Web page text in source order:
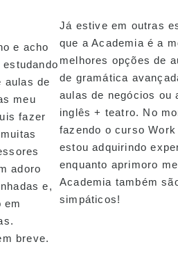
e acho
aulas de
meu
fazer
adoro
e,
em
breve.
Já estive em outras
que a Academia é a
melhores opções de
de gramática
aulas de negócios ou
inglês + teatro. No
fazendo o curso
estou adquirindo
enquanto aprimoro
Academia também
simpáticos!